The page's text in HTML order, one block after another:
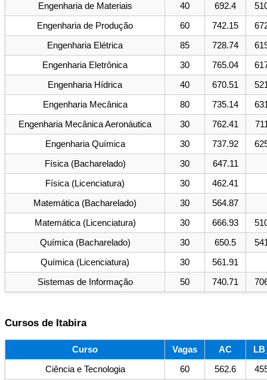
Engenharia de Materiais 40 692.4
Engenharia de Produção 60 742.15
Engenharia Elétrica 85 728.74
Engenharia Eletrônica 30 765.04
Engenharia Hídrica 40 670.51
Engenharia Mecânica 80 735.14
Engenharia Mecânica Aeronáutica 30 762.41
Engenharia Química 30 737.92
Física (Bacharelado) 30 647.11
Física (Licenciatura) 30 462.41
Matemática (Bacharelado) 30 564.87
Matemática (Licenciatura) 30 666.93
Química (Bacharelado) 30 650.5
Química (Licenciatura) 30 561.91
Sistemas de Informação 50 740.71
Cursos de Itabira
Curso Vagas AC
Ciência e Tecnologia 60 562.6